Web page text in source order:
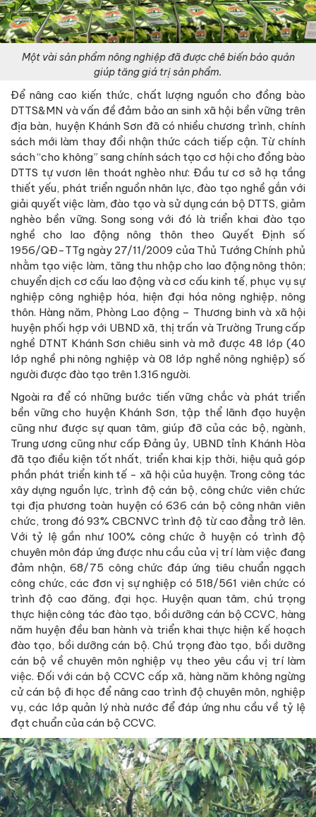
Một vài sản phẩm nông nghiệp đã được chê biến bảo quản
giúp tăng giá trị sản phẩm.
Để nâng cao kiến thức, chất lượng nguồn cho đồng bào
DTTS&MN và vấn đề đảm bảo an sinh xã hội bền vững trên
địa bàn, huyện Khánh Sơn đã có nhiều chương trình, chính
sách mới làm thay đổi nhận thức cách tiếp cận. Từ chính
sách “cho không” sang chính sách tạo cơ hội cho đồng bào
DTTS tự vươn lên thoát nghèo như: Đầu tư cơ sở hạ tầng
thiết yếu, phát triển nguồn nhân lực, đào tạo nghề gắn với
giải quyết việc làm, đào tạo và sử dụng cán bộ DTTS, giảm
nghèo bền vững. Song song với đó là triển khai đào tạo
nghề cho lao động nông thôn theo Quyết Định số
1956/QĐ-TTg ngày 27/11/2009 của Thủ Tướng Chính phủ
nhằm tạo việc làm, tăng thu nhập cho lao động nông thôn;
chuyển dịch cơ cấu lao động và cơ cấu kinh tế, phục vụ sự
nghiệp công nghiệp hóa, hiện đại hóa nông nghiệp, nông
thôn. Hàng năm, Phòng Lao động – Thương binh và xã hội
huyện phối hợp với UBND xã, thị trấn và Trường Trung cấp
nghề DTNT Khánh Sơn chiêu sinh và mở được 48 lớp (40
lớp nghề phi nông nghiệp và 08 lớp nghề nông nghiệp) số
người được đào tạo trên 1.316 người.
Ngoài ra để có những bước tiến vững chắc và phát triển
bền vững cho huyện Khánh Sơn, tập thể lãnh đạo huyện
cũng như được sự quan tâm, giúp đỡ của các bộ, ngành,
Trung ương cũng như cấp Đảng ủy, UBND tỉnh Khánh Hòa
đã tạo điều kiện tốt nhất, triển khai kịp thời, hiệu quả góp
phần phát triển kinh tế - xã hội của huyện. Trong công tác
xây dựng nguồn lực, trình độ cán bộ, công chức viên chức
tại địa phương toàn huyện có 636 cán bộ công nhân viên
chức, trong đó 93% CBCNVC trình độ từ cao đẳng trở lên.
Với tỷ lệ gần như 100% công chức ở huyện có trình độ
chuyên môn đáp ứng được nhu cầu của vị trí làm việc đang
đảm nhận, 68/75 công chức đáp ứng tiêu chuẩn ngạch
công chức, các đơn vị sự nghiệp có 518/561 viên chức có
trình độ cao đăng, đại học. Huyện quan tâm, chú trọng
thực hiện công tác đào tạo, bồi dưỡng cán bộ CCVC, hàng
năm huyện đều ban hành và triển khai thực hiện kế hoạch
đào tạo, bồi dưỡng cán bộ. Chú trọng đào tạo, bồi dưỡng
cán bộ về chuyên môn nghiệp vụ theo yêu cầu vị trí làm
việc. Đối với cán bộ CCVC cấp xã, hàng năm không ngừng
cử cán bộ đi học để nâng cao trình độ chuyên môn, nghiệp
vụ, các lớp quản lý nhà nước để đáp ứng nhu cầu về tỷ lệ
đạt chuẩn của cán bộ CCVC.